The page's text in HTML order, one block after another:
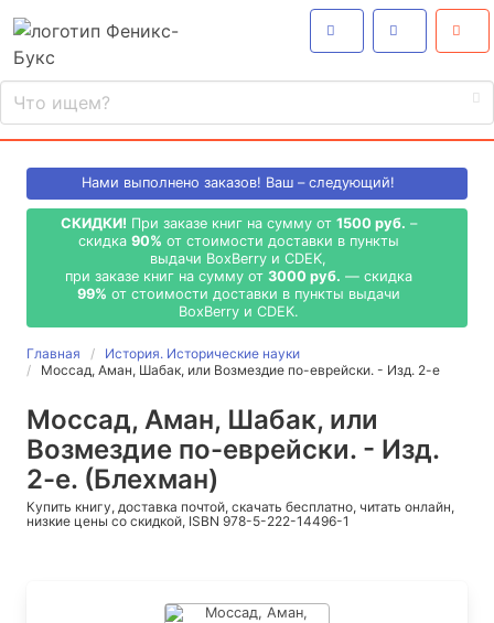
Нами выполнено заказов! Ваш – следующий!
СКИДКИ! При заказе книг на сумму от 1500 руб. –
скидка 90% от стоимости доставки в пункты
выдачи BoxBerry и CDEK,
при заказе книг на сумму от 3000 руб. — скидка
99% от стоимости доставки в пункты выдачи
BoxBerry и CDEK.
Главная
История. Исторические науки
Моссад, Аман, Шабак, или Возмездие по-еврейски. - Изд. 2-е
Моссад, Аман, Шабак, или
Возмездие по-еврейски. - Изд.
2-е. (Блехман)
Купить книгу, доставка почтой, скачать бесплатно, читать онлайн,
низкие цены со скидкой, ISBN 978-5-222-14496-1